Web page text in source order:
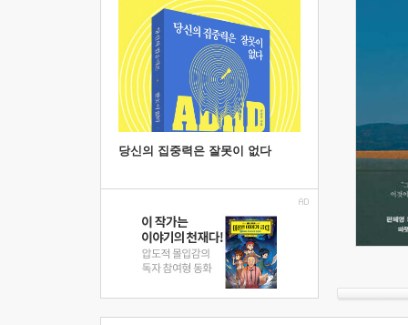
당신의 집중력은 잘못이 없다